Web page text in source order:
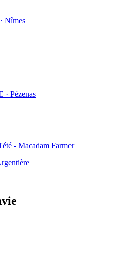
Nîmes
Pézenas
- Macadam Farmer